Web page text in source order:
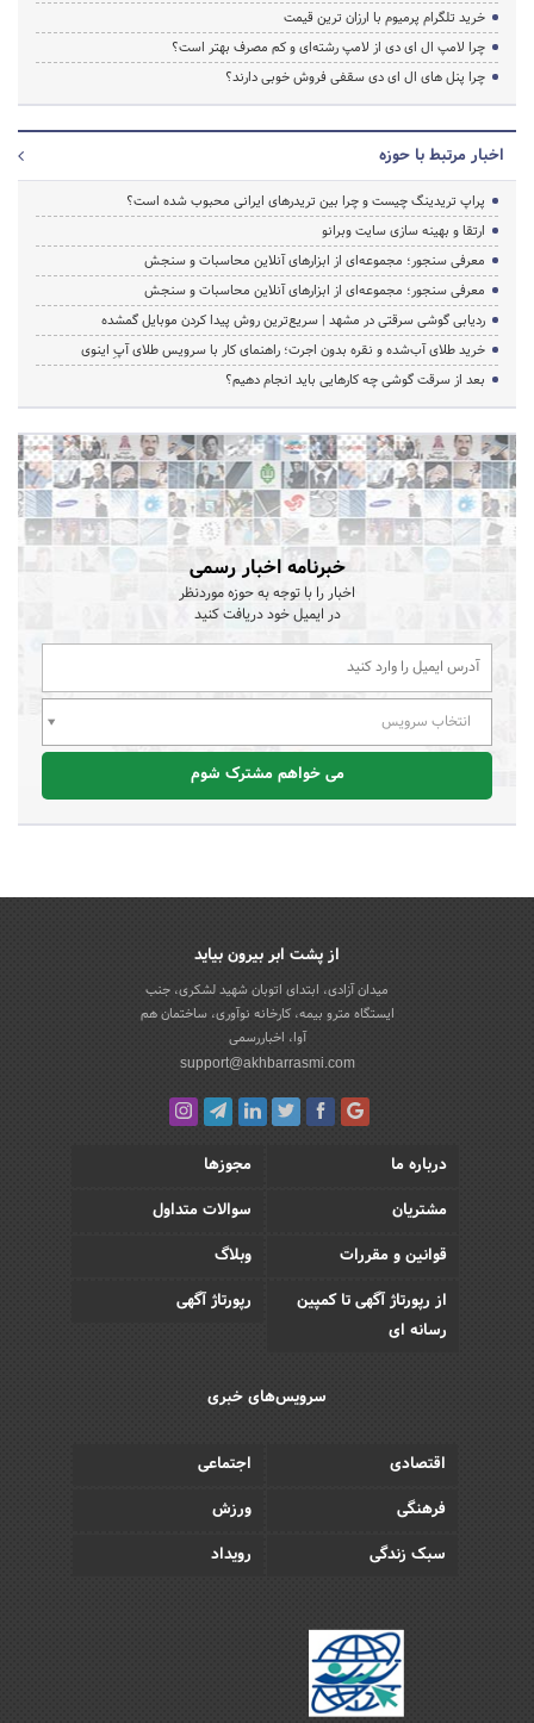
خرید تلگرام پرمیوم با ارزان ترین قیمت
چرا لامپ ال ای دی از لامپ رشته‌ای و کم مصرف بهتر است؟
چرا پنل های ال ای دی سقفی فروش خوبی دارند؟
اخبار مرتبط با حوزه
پراپ تریدینگ چیست و چرا بین تریدرهای ایرانی محبوب شده است؟
ارتقا و بهینه سازی سایت وبرانو
معرفی سنجور؛ مجموعه‌ای از ابزارهای آنلاین محاسبات و سنجش
معرفی سنجور؛ مجموعه‌ای از ابزارهای آنلاین محاسبات و سنجش
ردیابی گوشی سرقتی در مشهد | سریع‌ترین روش پیدا کردن موبایل گمشده
خرید طلای آب‌شده و نقره بدون اجرت؛ راهنمای کار با سرویس طلای آپِ اینوی
بعد از سرقت گوشی چه کارهایی باید انجام دهیم؟
خبرنامه اخبار رسمی
اخبار را با توجه به حوزه موردنظر
در ایمیل خود دریافت کنید
انتخاب سرویس
می خواهم مشترک شوم
از پشت ابر بیرون بیاید
میدان آزادی، ابتدای اتوبان شهید لشکری، جنب
ایستگاه مترو بیمه، کارخانه نوآوری، ساختمان هم
آوا، اخباررسمی
support@akhbarrasmi.com
درباره ما
مجوزها
مشتریان
سوالات متداول
قوانین و مقررات
وبلاگ
از رپورتاژ آگهی تا کمپین
رسانه ای
رپورتاژ آگهی
سرویس‌های خبری
اقتصادی
اجتماعی
فرهنگی
ورزش
سبک زندگی
رویداد